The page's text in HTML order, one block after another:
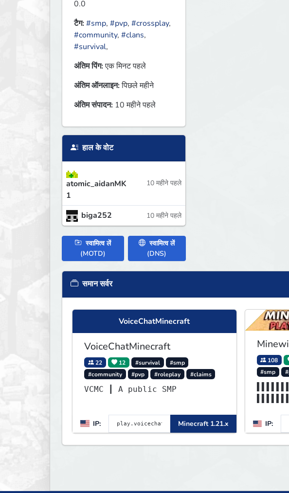
0.0
टैग:#smp, #pvp, #crossplay,
#community, #clans,
#survival,
अंतिम पिंग:एक मिनट पहले
अंतिम ऑनलाइन:पिछले महीने
अंतिम संपादन: 10 महीने पहले
हाल के वोट
atomic_aidanMK
1
10 महीने पहले
biga252 10 महीने पहले
स्वामित्व लें
(MOTD)
स्वामित्व लें
(DNS)
समान सर्वर
VoiceChatMinecraft
VoiceChatMinecraft
22 12 #survival
#smp
#community
#pvp #roleplay #claims
VCMC ┃ A public SMP
IP: Minecraft 1.21.x
108
#smp
IP: